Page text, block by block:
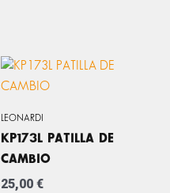
LEONARDI
KP173L PATILLA DE
CAMBIO
25,00 €